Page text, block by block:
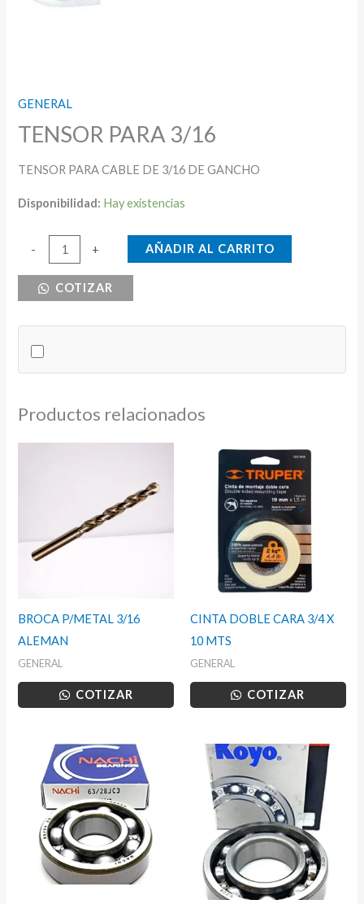
GENERAL
TENSOR PARA 3/16
TENSOR PARA CABLE DE 3/16 DE GANCHO
Disponibilidad: Hay existencias
-
TENSOR
3/16
+ AÑADIR AL CARRITO
COTIZAR
Productos relacionados
BROCA P/METAL 3/16
ALEMAN
GENERAL
COTIZAR
CINTA DOBLE CARA 3/4 X
10 MTS
GENERAL
COTIZAR